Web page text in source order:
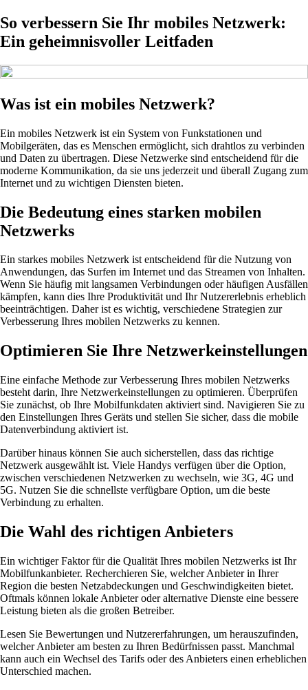
So verbessern Sie Ihr mobiles Netzwerk:
Ein geheimnisvoller Leitfaden
Was ist ein mobiles Netzwerk?
Ein mobiles Netzwerk ist ein System von Funkstationen und
Mobilgeräten, das es Menschen ermöglicht, sich drahtlos zu verbinden
und Daten zu übertragen. Diese Netzwerke sind entscheidend für die
moderne Kommunikation, da sie uns jederzeit und überall Zugang zum
Internet und zu wichtigen Diensten bieten.
Die Bedeutung eines starken mobilen
Netzwerks
Ein starkes mobiles Netzwerk ist entscheidend für die Nutzung von
Anwendungen, das Surfen im Internet und das Streamen von Inhalten.
Wenn Sie häufig mit langsamen Verbindungen oder häufigen Ausfällen
kämpfen, kann dies Ihre Produktivität und Ihr Nutzererlebnis erheblich
beeinträchtigen. Daher ist es wichtig, verschiedene Strategien zur
Verbesserung Ihres mobilen Netzwerks zu kennen.
Optimieren Sie Ihre Netzwerkeinstellungen
Eine einfache Methode zur Verbesserung Ihres mobilen Netzwerks
besteht darin, Ihre Netzwerkeinstellungen zu optimieren. Überprüfen
Sie zunächst, ob Ihre Mobilfunkdaten aktiviert sind. Navigieren Sie zu
den Einstellungen Ihres Geräts und stellen Sie sicher, dass die mobile
Datenverbindung aktiviert ist.
Darüber hinaus können Sie auch sicherstellen, dass das richtige
Netzwerk ausgewählt ist. Viele Handys verfügen über die Option,
zwischen verschiedenen Netzwerken zu wechseln, wie 3G, 4G und
5G. Nutzen Sie die schnellste verfügbare Option, um die beste
Verbindung zu erhalten.
Die Wahl des richtigen Anbieters
Ein wichtiger Faktor für die Qualität Ihres mobilen Netzwerks ist Ihr
Mobilfunkanbieter. Recherchieren Sie, welcher Anbieter in Ihrer
Region die besten Netzabdeckungen und Geschwindigkeiten bietet.
Oftmals können lokale Anbieter oder alternative Dienste eine bessere
Leistung bieten als die großen Betreiber.
Lesen Sie Bewertungen und Nutzererfahrungen, um herauszufinden,
welcher Anbieter am besten zu Ihren Bedürfnissen passt. Manchmal
kann auch ein Wechsel des Tarifs oder des Anbieters einen erheblichen
Unterschied machen.